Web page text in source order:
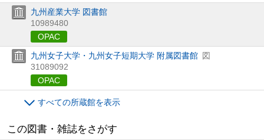
九州産業大学 図書館
10989480
OPAC
九州女子大学・九州女子短期大学 附属図書館 図
31089092
OPAC
すべての所蔵館を表示
この図書・雑誌をさがす